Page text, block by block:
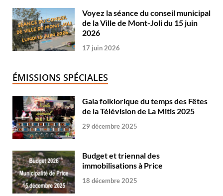
Voyez la séance du conseil municipal
de la Ville de Mont-Joli du 15 juin
2026
17 juin 2026
ÉMISSIONS SPÉCIALES
Gala folklorique du temps des Fêtes
de la Télévision de La Mitis 2025
29 décembre 2025
Budget et triennal des
immobilisations à Price
18 décembre 2025